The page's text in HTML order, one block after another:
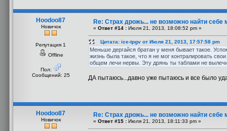
Hoodoo87
Новичок
Репутация 1
Offline
Пол:
Сообщений: 25
Re: Страх дрожь... не возможно найти себе
« Ответ #14 : Июля 21, 2013, 18:08:52 pm »
Цитата: ice-tpgv от Июля 21, 2013, 17:57:58 pm
Меньше дергайся братан у меня бывает такое.
жизнь была такое, что я не мог контралировать
общем лечи нервы. Эту дрянь ты таблами не
ДА пытаюсь...давно уже пытаюсь и все было
Hoodoo87
Новичок
Re: Страх дрожь... не возможно найти себе
« Ответ #15 : Июля 21, 2013, 18:11:33 pm »